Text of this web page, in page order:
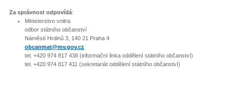
Za správnost odpovídá:
Ministerstvo vnitra
odbor státního občanství
Náměstí Hrdinů 3, 140 21 Praha 4
obcanmat@mv.gov.cz
tel. +420 974 817 438 (informační linka oddělení státního občanství)
tel. +420 974 817 411 (sekretariát oddělení státního občanství)